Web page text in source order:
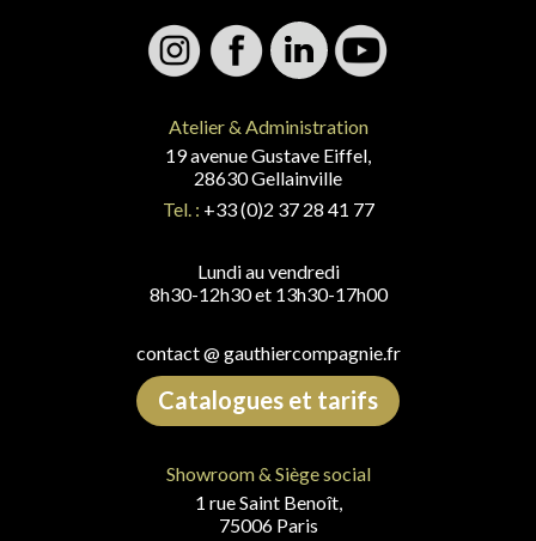
Atelier & Administration
19 avenue Gustave Eiffel,
28630 Gellainville
Tel. : +33 (0)2 37 28 41 77
Lundi au vendredi
8h30-12h30 et 13h30-17h00
contact @ gauthiercompagnie.fr
Catalogues et tarifs
Showroom & Siège social
1 rue Saint Benoît,
75006 Paris